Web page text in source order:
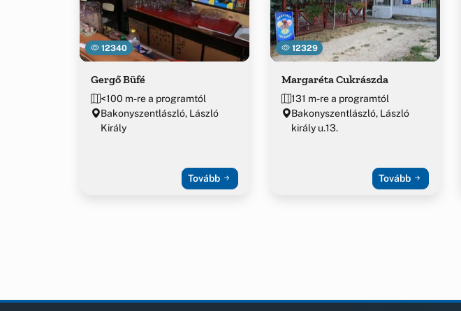
12340
Gergő Büfé
<100 m-re a programtól
Bakonyszentlászló, László
Király
Tovább
12329
Margaréta Cukrászda
131 m-re a programtól
Bakonyszentlászló, László
király u.13.
Tovább